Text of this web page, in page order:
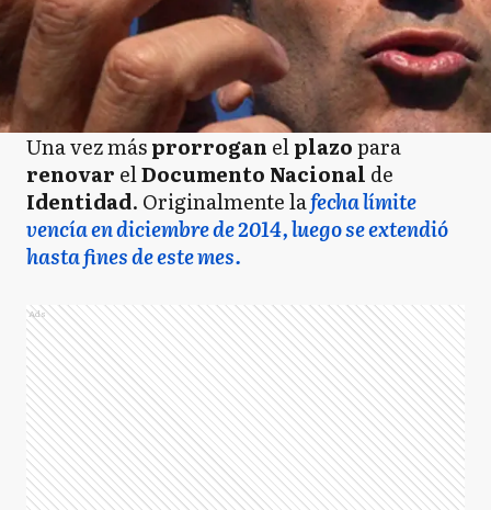
Una vez másprorrogan elplazopara
renovar elDocumento Nacional de
Identidad. Originalmente lafecha límite
vencía en diciembre de 2014, luego se extendió
hasta fines de este mes.
Ads